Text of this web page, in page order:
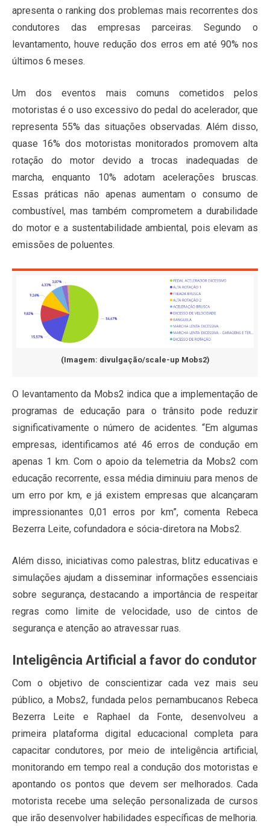
apresenta o ranking dos problemas mais recorrentes dos
condutores das empresas parceiras. Segundo o
levantamento, houve redução dos erros em até 90% nos
últimos 6 meses.
Um dos eventos mais comuns cometidos pelos
motoristas é o uso excessivo do pedal do acelerador, que
representa 55% das situações observadas. Além disso,
quase 16% dos motoristas monitorados promovem alta
rotação do motor devido a trocas inadequadas de
marcha, enquanto 10% adotam acelerações bruscas.
Essas práticas não apenas aumentam o consumo de
combustível, mas também comprometem a durabilidade
do motor e a sustentabilidade ambiental, pois elevam as
emissões de poluentes.
(Imagem: divulgação/scale-up Mobs2)
O levantamento da Mobs2 indica que a implementação de
programas de educação para o trânsito pode reduzir
significativamente o número de acidentes. “Em algumas
empresas, identificamos até 46 erros de condução em
apenas 1 km. Com o apoio da telemetria da Mobs2 com
educação recorrente, essa média diminuiu para menos de
um erro por km, e já existem empresas que alcançaram
impressionantes 0,01 erros por km”, comenta Rebeca
Bezerra Leite, cofundadora e sócia-diretora na Mobs2.
Além disso, iniciativas como palestras, blitz educativas e
simulações ajudam a disseminar informações essenciais
sobre segurança, destacando a importância de respeitar
regras como limite de velocidade, uso de cintos de
segurança e atenção ao atravessar ruas.
Inteligência Artificial a favor do condutor
Com o objetivo de conscientizar cada vez mais seu
público, a Mobs2, fundada pelos pernambucanos Rebeca
Bezerra Leite e Raphael da Fonte, desenvolveu a
primeira plataforma digital educacional completa para
capacitar condutores, por meio de inteligência artificial,
monitorando em tempo real a condução dos motoristas e
apontando os pontos que devem ser melhorados. Cada
motorista recebe uma seleção personalizada de cursos
que irão desenvolver habilidades específicas de melhoria.